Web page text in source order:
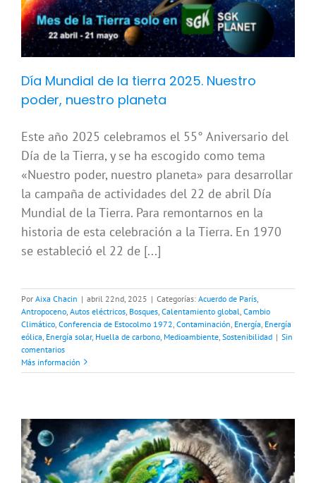
Día Mundial de la tierra 2025. Nuestro
poder, nuestro planeta
Este año 2025 celebramos el 55° Aniversario del
Día de la Tierra, y se ha escogido como tema
«Nuestro poder, nuestro planeta» para desarrollar
la campaña de actividades del 22 de abril Día
Mundial de la Tierra. Para remontarnos en la
historia de esta celebración a la Tierra. En 1970
se estableció el 22 de [...]
Por Aixa Chacin | abril 22nd, 2025 | Categorías: Acuerdo de París
Antropoceno Autos eléctricos Bosques Calentamiento global Cambio
Climático Conferencia de Estocolmo 1972 Contaminación Energía Energía
eólica Energía solar, Huella de carbono Medioambiente Sostenibilidad | Sin
comentarios
Más información